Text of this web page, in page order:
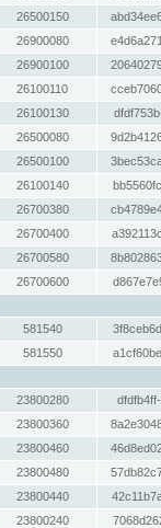
26500150
26900080
26900100
26100110
26100130
26500080
26500100
26100140
26700380
26700400
26700580
26700600
581540
581550
23800280
23800360
23800460
23800480
23800440
23800240